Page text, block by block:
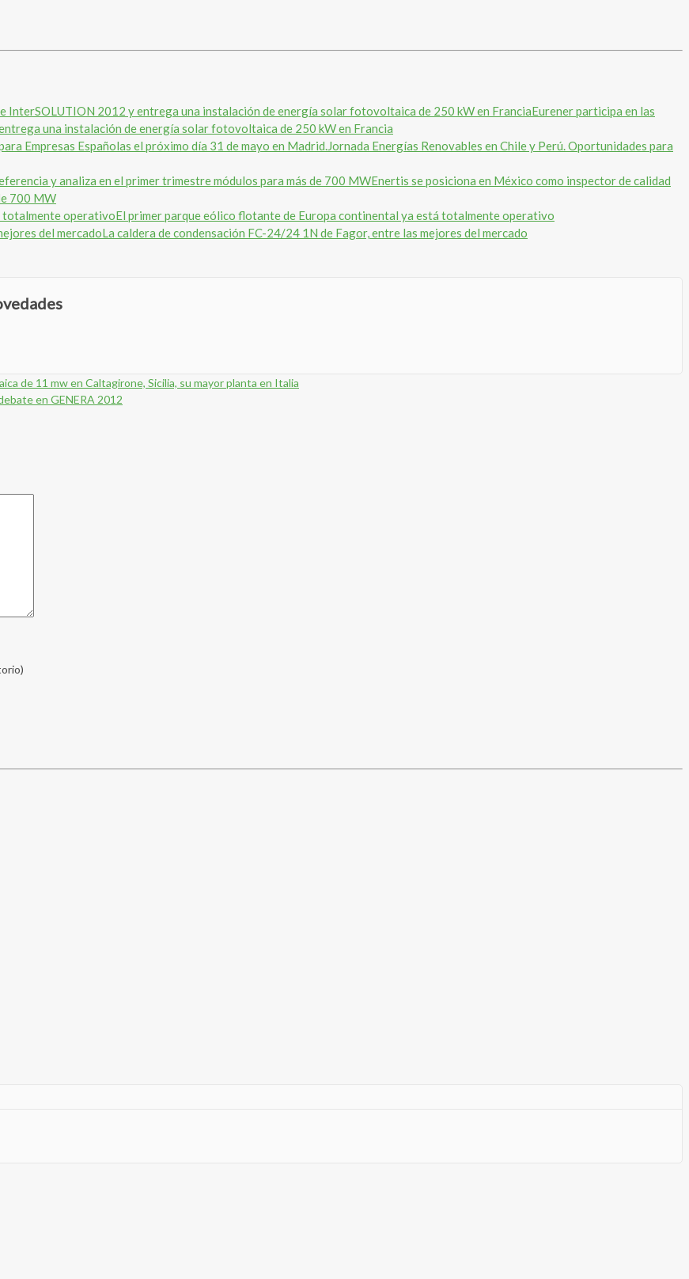
Eurener participa en las
una instalación de energía solar fotovoltaica de 250 kW en Francia
Jornada Energías Renovables en Chile y Perú. Oportunidades para
Enertis se posiciona en México como inspector de calidad
700 MW
El primer parque eólico flotante de Europa continental ya está totalmente operativo
La caldera de condensación FC-24/24 1N de Fagor, entre las mejores del mercado
de 11 mw en Caltagirone, Sicilia, su mayor planta en Italia
en GENERA 2012